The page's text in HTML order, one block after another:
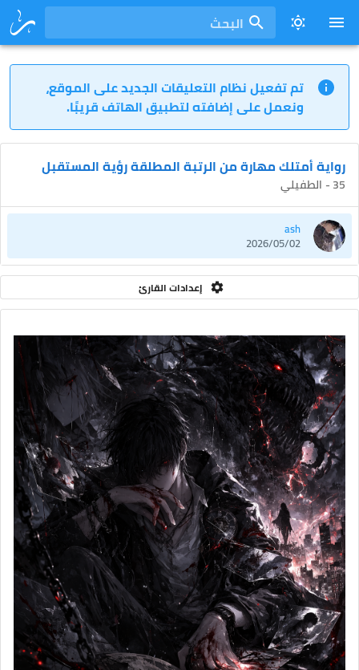
البحث
تم تفعيل نظام التعليقات الجديد على الموقع،
ونعمل على إضافته لتطبيق الهاتف قريبًا.
رواية أمتلك مهارة من الرتبة المطلقة رؤية المستقبل
35 - الطفيلي
ash
2026/05/02
إعدادات القارئ